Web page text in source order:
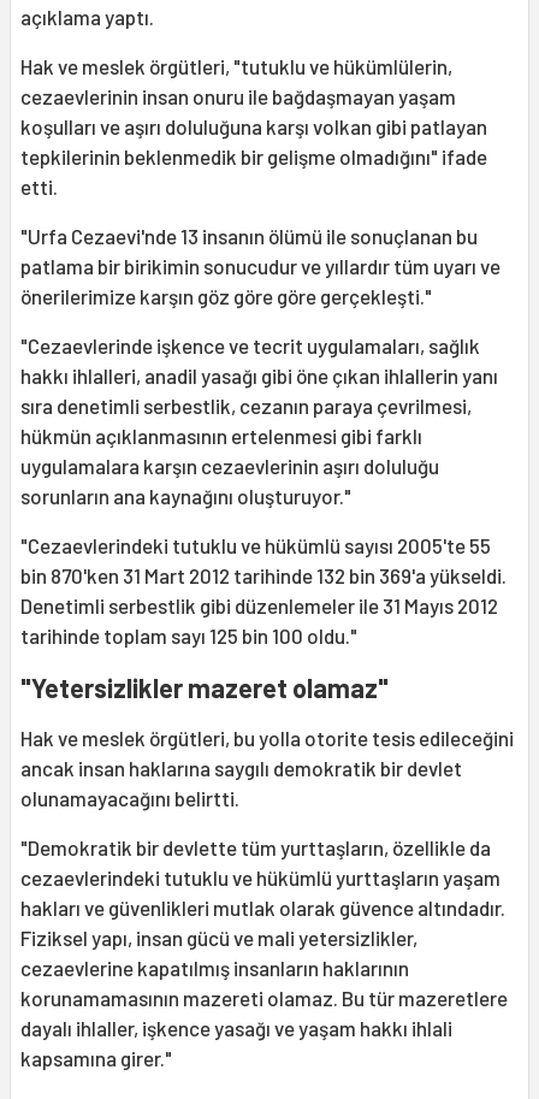
açıklama yaptı.
Hak ve meslek örgütleri, "tutuklu ve hükümlülerin,
cezaevlerinin insan onuru ile bağdaşmayan yaşam
koşulları ve aşırı doluluğuna karşı volkan gibi patlayan
tepkilerinin beklenmedik bir gelişme olmadığını" ifade
etti.
"Urfa Cezaevi'nde 13 insanın ölümü ile sonuçlanan bu
patlama bir birikimin sonucudur ve yıllardır tüm uyarı ve
önerilerimize karşın göz göre göre gerçekleşti."
"Cezaevlerinde işkence ve tecrit uygulamaları, sağlık
hakkı ihlalleri, anadil yasağı gibi öne çıkan ihlallerin yanı
sıra denetimli serbestlik, cezanın paraya çevrilmesi,
hükmün açıklanmasının ertelenmesi gibi farklı
uygulamalara karşın cezaevlerinin aşırı doluluğu
sorunların ana kaynağını oluşturuyor."
"Cezaevlerindeki tutuklu ve hükümlü sayısı 2005'te 55
bin 870'ken 31 Mart 2012 tarihinde 132 bin 369'a yükseldi.
Denetimli serbestlik gibi düzenlemeler ile 31 Mayıs 2012
tarihinde toplam sayı 125 bin 100 oldu."
"Yetersizlikler mazeret olamaz"
Hak ve meslek örgütleri, bu yolla otorite tesis edileceğini
ancak insan haklarına saygılı demokratik bir devlet
olunamayacağını belirtti.
"Demokratik bir devlette tüm yurttaşların, özellikle da
cezaevlerindeki tutuklu ve hükümlü yurttaşların yaşam
hakları ve güvenlikleri mutlak olarak güvence altındadır.
Fiziksel yapı, insan gücü ve mali yetersizlikler,
cezaevlerine kapatılmış insanların haklarının
korunamamasının mazereti olamaz. Bu tür mazeretlere
dayalı ihlaller, işkence yasağı ve yaşam hakkı ihlali
kapsamına girer."